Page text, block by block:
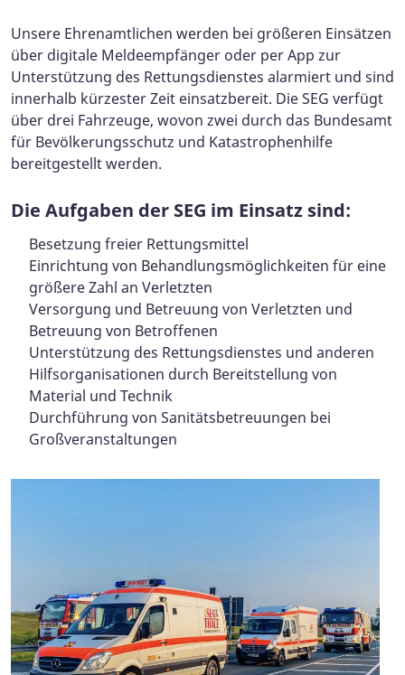
Unsere Ehrenamtlichen werden bei größeren Einsätzen
über digitale Meldeempfänger oder per App zur
Unterstützung des Rettungsdienstes alarmiert und sind
innerhalb kürzester Zeit einsatzbereit. Die SEG verfügt
über drei Fahrzeuge, wovon zwei durch das Bundesamt
für Bevölkerungsschutz und Katastrophenhilfe
bereitgestellt werden.
Die Aufgaben der SEG im Einsatz sind:
Besetzung freier Rettungsmittel
Einrichtung von Behandlungsmöglichkeiten für eine
größere Zahl an Verletzten
Versorgung und Betreuung von Verletzten und
Betreuung von Betroffenen
Unterstützung des Rettungsdienstes und anderen
Hilfsorganisationen durch Bereitstellung von
Material und Technik
Durchführung von Sanitätsbetreuungen bei
Großveranstaltungen